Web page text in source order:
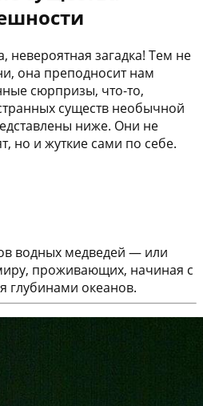
невероятная загадка! Тем не
она преподносит нам
сюрпризы, что-то,
существ необычной
ниже. Они не
но и жуткие сами по себе.
водных медведей — или
проживающих, начиная с
глубинами океанов.